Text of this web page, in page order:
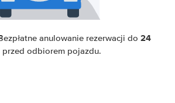
anulowanie rezerwacji do 24
odbiorem pojazdu.